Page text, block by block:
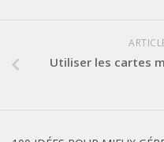
Utiliser les cartes